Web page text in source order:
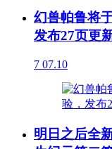
幻兽帕鲁将
发布27页更
7 07.10
明日之后全